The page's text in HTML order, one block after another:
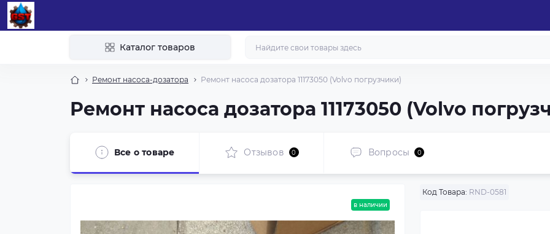
Каталог товаров
Ремонт насоса-дозатора Ремонт насоса дозатора 11173050 (Volvo погрузчики)
Ремонт насоса дозатора 11173050 (Volvo
Все о товаре Отзывов 0 Вопросы 0
в наличии
Код Товара: RND-0581